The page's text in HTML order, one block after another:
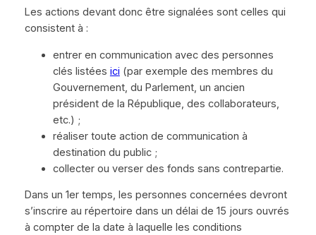
Les actions devant donc être signalées sont celles qui
consistent à :
entrer en communication avec des personnes
clés listées ici (par exemple des membres du
Gouvernement, du Parlement, un ancien
président de la République, des collaborateurs,
etc.) ;
réaliser toute action de communication à
destination du public ;
collecter ou verser des fonds sans contrepartie.
Dans un 1er temps, les personnes concernées devront
s’inscrire au répertoire dans un délai de 15 jours ouvrés
à compter de la date à laquelle les conditions